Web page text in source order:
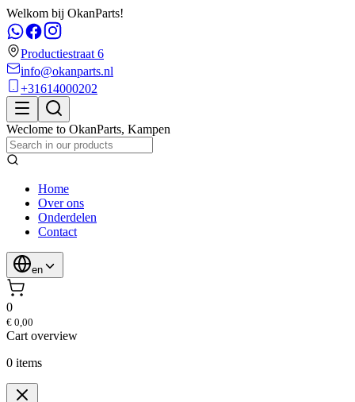
Welkom bij OkanParts!
Productiestraat 6
info@okanparts.nl
+31614000202
Weclome to OkanParts, Kampen
Home
Over ons
Onderdelen
Contact
en
0
€ 0,00
Cart overview
0 items